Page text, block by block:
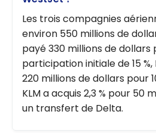
Les trois compagnies
environ 550 millions de
payé 330 millions de dollars
participation initiale de 15
220 millions de dollars pour
KLM a acquis 2,3 % pour 50
un transfert de Delta.